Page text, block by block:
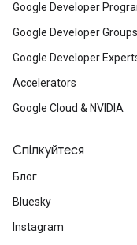
Google Developer
Google Developer Groups
Google Developer
Accelerators
Google Cloud & NVIDIA
Спілкуйтеся
Блог
Bluesky
Instagram